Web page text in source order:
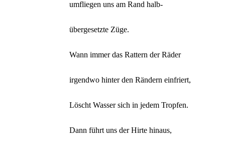
umfliegen uns am Rand halb-
übergesetzte Züge.
Wann immer das Rattern der Räder
irgendwo hinter den Rändern einfriert,
Löscht Wasser sich in jedem Tropfen.
Dann führt uns der Hirte hinaus,